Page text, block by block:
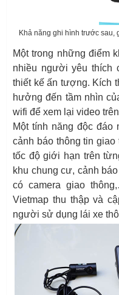
Khả năng ghi hình trước sau,
Một trong những điểm
nhiều người yêu thích
thiết kế ấn tượng. Kích
hưởng đến tầm nhìn
wifi để xem lại video
Một tính năng độc đáo
cảnh báo thông tin
tốc độ giới hạn trên
khu chung cư, cảnh
có camera giao
Vietmap thu thập và
người sử dụng lái xe